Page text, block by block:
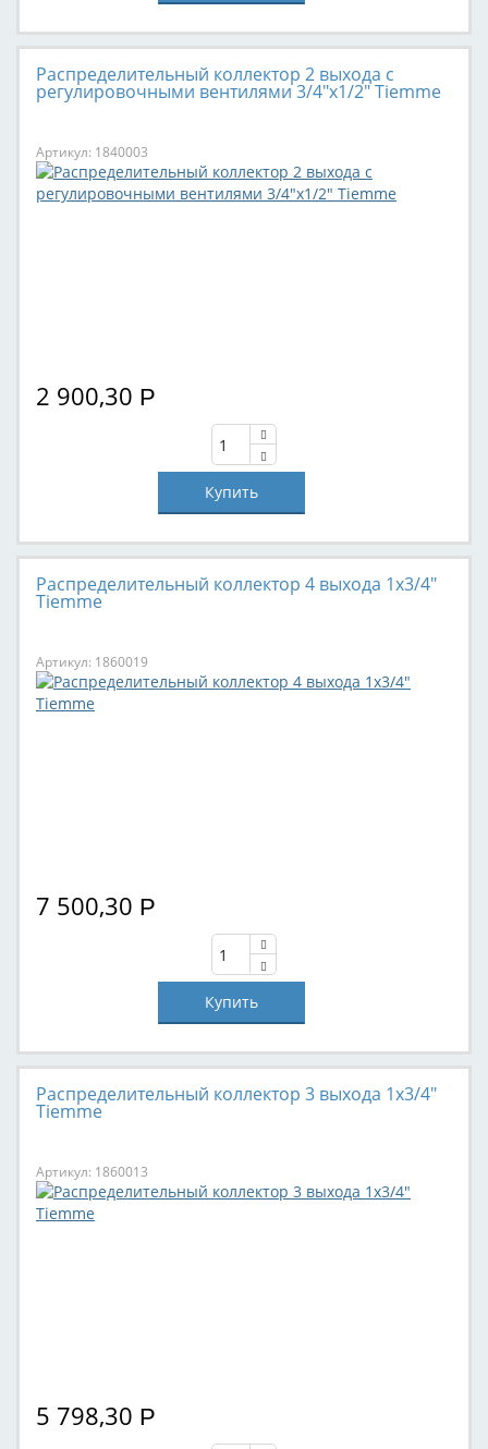
Распределительный коллектор 2 выхода с
регулировочными вентилями 3/4"х1/2" Tiemme
Артикул: 1840003
2 900,30 Р
Распределительный коллектор 4 выхода 1х3/4"
Tiemme
Артикул: 1860019
7 500,30 Р
Распределительный коллектор 3 выхода 1х3/4"
Tiemme
Артикул: 1860013
5 798,30 Р